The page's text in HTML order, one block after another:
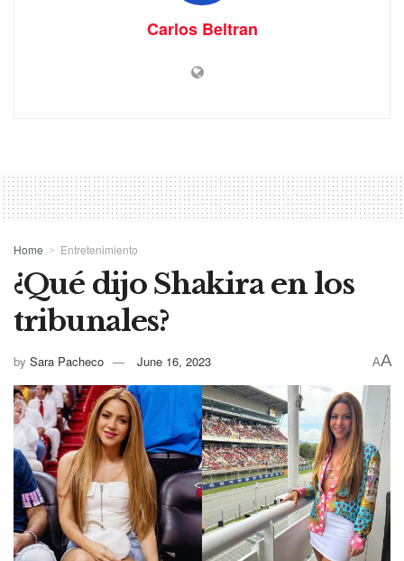
Carlos Beltran
Home Entretenimiento
¿Qué dijo Shakira en los
tribunales?
by Sara Pacheco June 16, 2023 AA